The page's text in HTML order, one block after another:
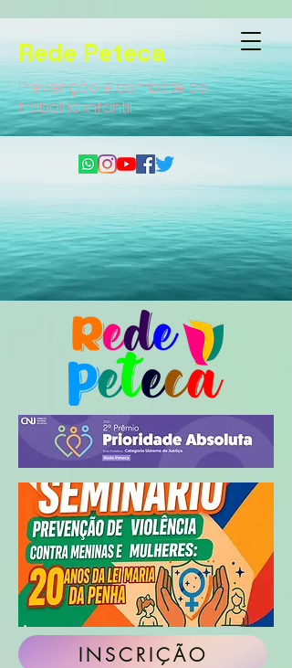
Rede Peteca
Prevenção e combate ao
trabalho infantil
INSCRIÇÃO